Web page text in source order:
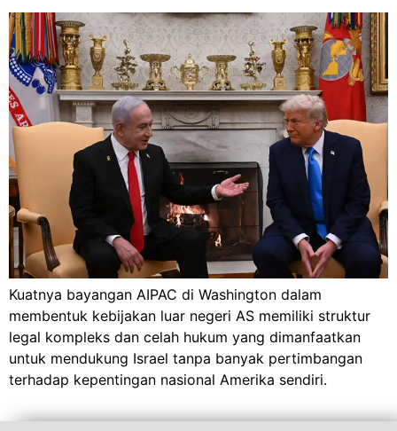
Kuatnya bayangan AIPAC di Washington dalam
membentuk kebijakan luar negeri AS memiliki struktur
legal kompleks dan celah hukum yang dimanfaatkan
untuk mendukung Israel tanpa banyak pertimbangan
terhadap kepentingan nasional Amerika sendiri.